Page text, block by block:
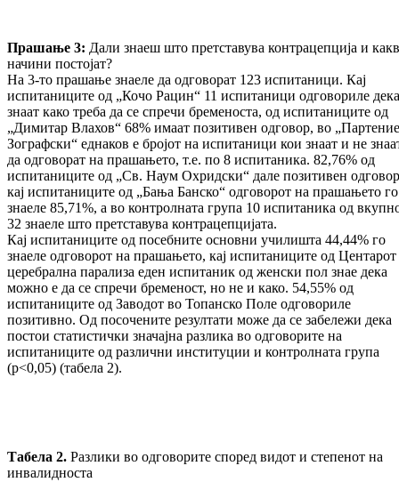
Прашање 3: Дали знаеш што претставува контрацепција и
начини постојат?
На 3-то прашање знаеле да одговорат 123 испитаници. Кај
испитаниците од „Кочо Рацин“ 11 испитаници одговориле дека
знаат како треба да се спречи бременоста, од испитаниците од
„Димитар Влахов“ 68% имаат позитивен одговор, во „Партение
Зографски“ еднаков е бројот на испитаници кои знаат и не
да одговорат на прашањето, т.е. по 8 испитаника. 82,76% од
испитаниците од „Св. Наум Охридски“ дале позитивен
кај испитаниците од „Бања Банско“ одговорот на прашањето го
знаеле 85,71%, а во контролната група 10 испитаника од
32 знаеле што претставува контрацепцијата.
Кај испитаниците од посебните основни училишта 44,44% го
знаеле одговорот на прашањето, кај испитаниците од Центарот
церебрална парализа еден испитаник од женски пол знае дека
можно е да се спречи бременост, но не и како. 54,55% од
испитаниците од Заводот во Топанско Поле одговориле
позитивно. Од посочените резултати може да се забележи дека
постои статистички значајна разлика во одговорите на
испитаниците од различни институции и контролната група
(p<0,05) (табела 2).
Табела 2. Разлики во одговорите според видот и степенот на
инвалидноста